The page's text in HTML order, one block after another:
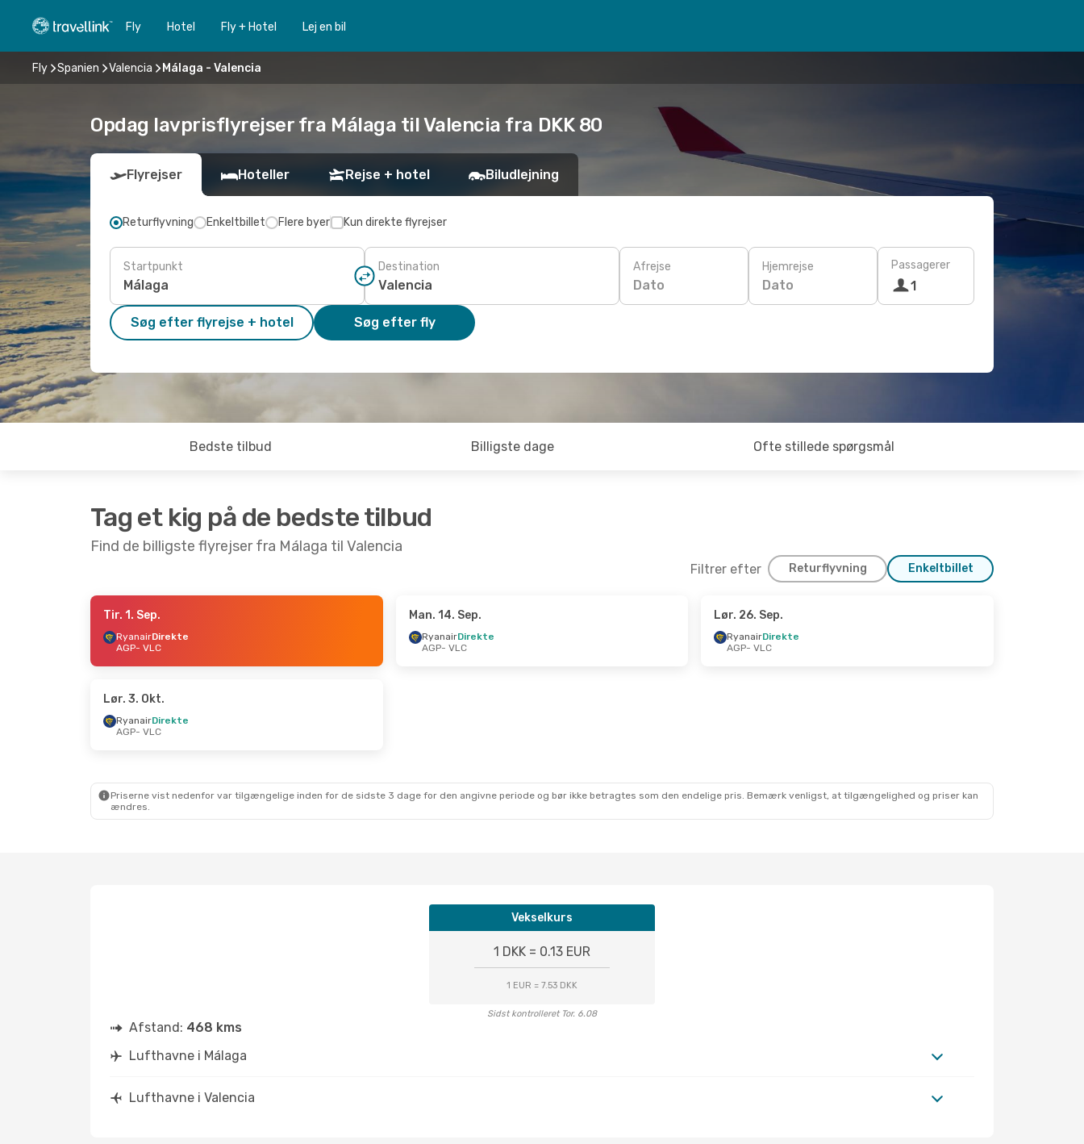
Fly Hotel Fly + Hotel Lej en bil
Fly Spanien Valencia Málaga - Valencia
Opdag lavprisflyrejser fra Málaga til Valencia fra DKK 80
Flyrejser Hoteller Rejse + hotel Biludlejning
Returflyvning Enkeltbillet Flere byer Kun direkte flyrejser
Startpunkt Destination Afrejse
Dato
Hjemrejse
Dato
Passagerer
1
Søg efter flyrejse + hotel Søg efter fly
Bedste tilbud Billigste dage Ofte stillede spørgsmål
Tag et kig på de bedste tilbud
Find de billigste flyrejser fra Málaga til Valencia
Filtrer efter Returflyvning Enkeltbillet
- Man. 31. Aug. - Man. 7. Sep. - Søn. 18. Okt.
Tir. 1. Sep.
RyanairDirekte
AGP- VLC
Man. 14. Sep.
RyanairDirekte
AGP- VLC
Lør. 26. Sep.
RyanairDirekte
AGP- VLC
Lør. 3. Okt.
RyanairDirekte
AGP- VLC
Priserne vist nedenfor var tilgængelige inden for de sidste 3 dage for den angivne periode og bør ikke betragtes som den endelige pris. Bemærk venligst, at tilgængelighed og priser kan
ændres.
Vekselkurs
1 DKK = 0.13 EUR
1 EUR = 7.53 DKK
Sidst kontrolleret Tor. 6.08
Afstand: 468 kms
Lufthavne i Málaga
Lufthavne i Valencia